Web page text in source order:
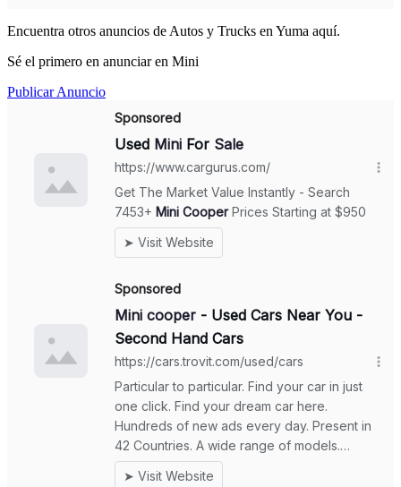
Encuentra otros anuncios de Autos y Trucks en Yuma aquí.
Sé el primero en anunciar en Mini
Publicar Anuncio